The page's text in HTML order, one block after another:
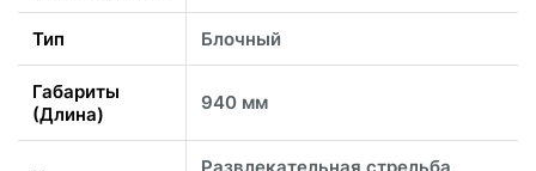
Тип Блочный
Габариты
(Длина)
940 мм